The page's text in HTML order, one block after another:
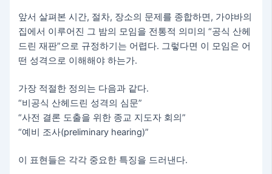
앞서 살펴본 시간, 절차, 장소의 문제를 종합하면, 가야바의
집에서 이루어진 그 밤의 모임을 전통적 의미의 “공식 산헤
드린 재판”으로 규정하기는 어렵다. 그렇다면 이 모임은 어
떤 성격으로 이해해야 하는가.
가장 적절한 정의는 다음과 같다.
“비공식 산헤드린 성격의 심문”
“사전 결론 도출을 위한 종교 지도자 회의”
“예비 조사(preliminary hearing)”
이 표현들은 각각 중요한 특징을 드러낸다.